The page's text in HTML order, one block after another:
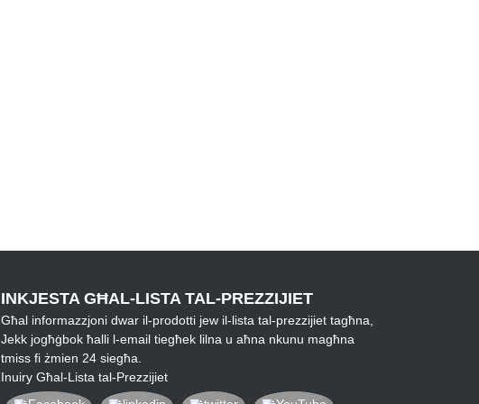
INKJESTA GĦAL-LISTA TAL-PREZZIJIET
Għal informazzjoni dwar il-prodotti jew il-lista tal-prezzijiet tagħna,
Jekk jogħġbok ħalli l-email tiegħek lilna u aħna nkunu magħna
tmiss fi żmien 24 siegħa.
Inuiry Għal-Lista tal-Prezzijiet